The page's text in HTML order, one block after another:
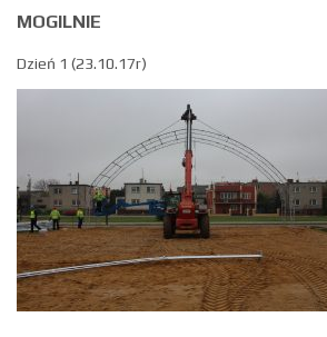
MOGILNIE
Dzień 1 (23.10.17r)